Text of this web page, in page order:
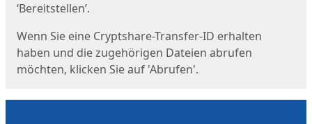
‘Bereitstellen’.
Wenn Sie eine Cryptshare-Transfer-ID erhalten
haben und die zugehörigen Dateien abrufen
möchten, klicken Sie auf 'Abrufen'.